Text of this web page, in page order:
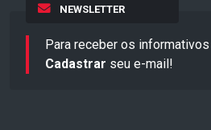
NEWSLETTER
Para receber os
Cadastrar seu e-mail!